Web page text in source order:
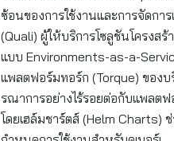
ซ้อนของการใช้งานและการจัดกา
(Quali) ผู้ให้บริการโซลูชันโครงส
แบบ Environments-as-a-
แพลตฟอร์มทอร์ก (Torque) ของ
รณาการอย่างไร้รอยต่อกับแพลตฟ
โดยเฮล์มชาร์ตส์ (Helm Charts)